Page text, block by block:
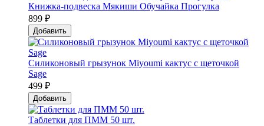
Книжка-подвеска Мякиши Обучайка Прогулка
899 ₽
Добавить
Силиконовый грызунок Мiyoumi кактус с щеточкой
Sage
499 ₽
Добавить
Таблетки для ПММ 50 шт.